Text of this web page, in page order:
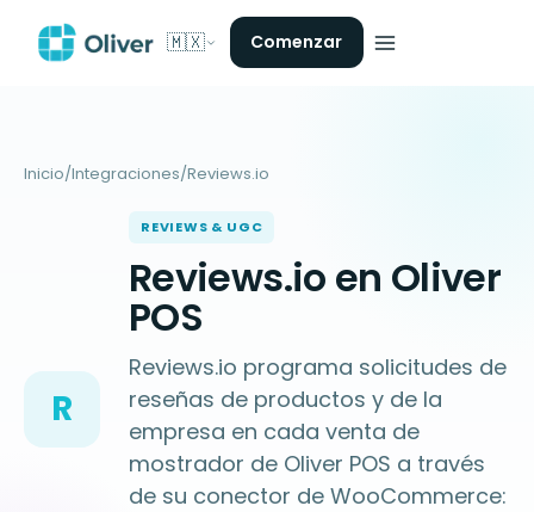
🇲🇽 Comenzar
Inicio/Integraciones/Reviews.io
R
REVIEWS & UGC
Reviews.io en Oliver
POS
Reviews.io programa solicitudes de
reseñas de productos y de la
empresa en cada venta de
mostrador de Oliver POS a través
de su conector de WooCommerce: